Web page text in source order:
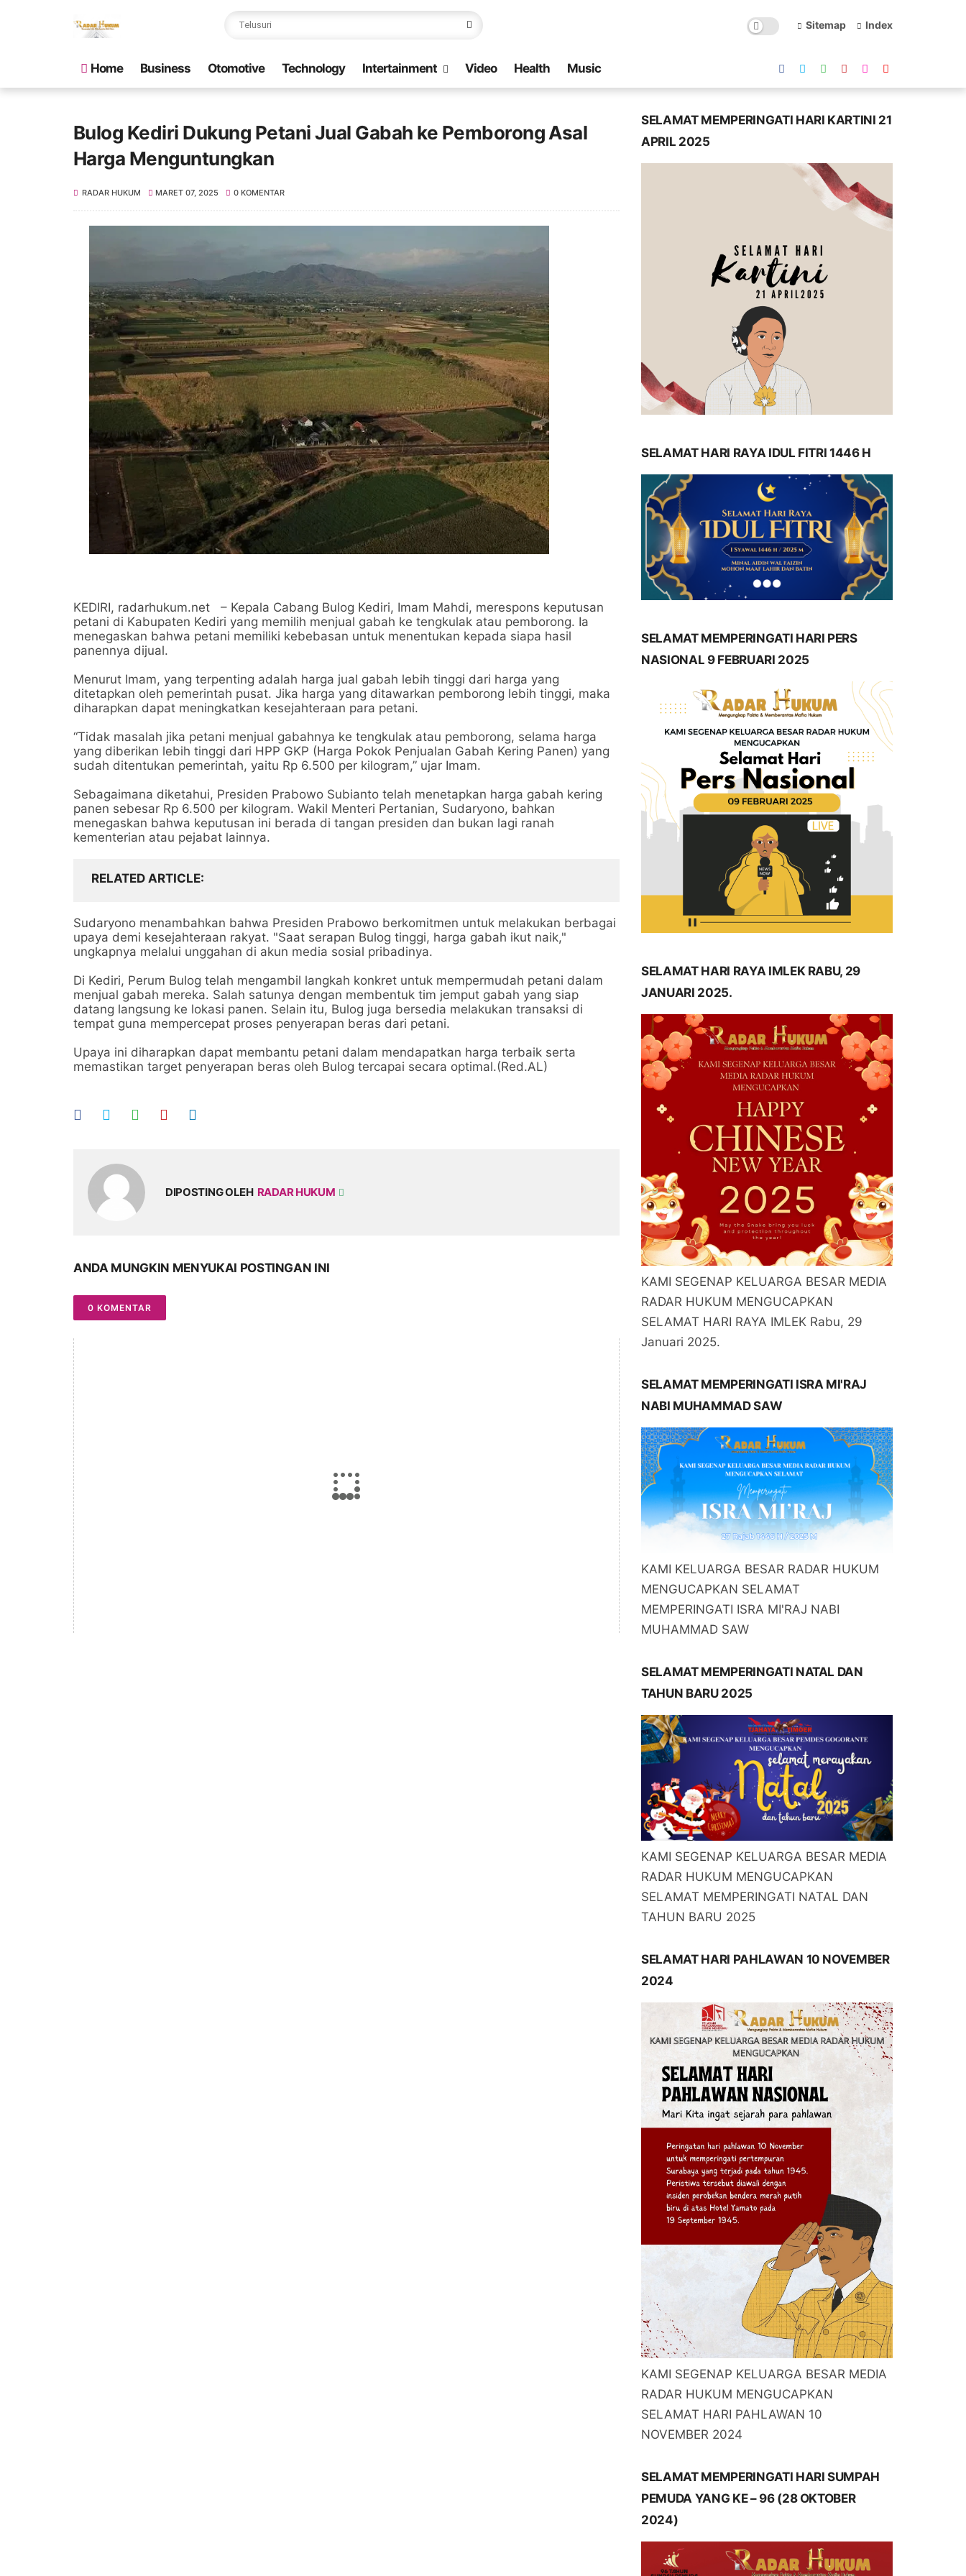
Sitemap Index
Home Business Otomotive Technology Intertainment Video Health Music
Bulog Kediri Dukung Petani Jual Gabah ke Pemborong Asal
Harga Menguntungkan
RADAR HUKUM MARET 07, 2025 0 KOMENTAR
KEDIRI, radarhukum.net – Kepala Cabang Bulog Kediri, Imam Mahdi, merespons keputusan
petani di Kabupaten Kediri yang memilih menjual gabah ke tengkulak atau pemborong. Ia
menegaskan bahwa petani memiliki kebebasan untuk menentukan kepada siapa hasil
panennya dijual.
Menurut Imam, yang terpenting adalah harga jual gabah lebih tinggi dari harga yang
ditetapkan oleh pemerintah pusat. Jika harga yang ditawarkan pemborong lebih tinggi, maka
diharapkan dapat meningkatkan kesejahteraan para petani.
“Tidak masalah jika petani menjual gabahnya ke tengkulak atau pemborong, selama harga
yang diberikan lebih tinggi dari HPP GKP (Harga Pokok Penjualan Gabah Kering Panen) yang
sudah ditentukan pemerintah, yaitu Rp 6.500 per kilogram,” ujar Imam.
Sebagaimana diketahui, Presiden Prabowo Subianto telah menetapkan harga gabah kering
panen sebesar Rp 6.500 per kilogram. Wakil Menteri Pertanian, Sudaryono, bahkan
menegaskan bahwa keputusan ini berada di tangan presiden dan bukan lagi ranah
kementerian atau pejabat lainnya.
RELATED ARTICLE
Sudaryono menambahkan bahwa Presiden Prabowo berkomitmen untuk melakukan berbagai
upaya demi kesejahteraan rakyat. "Saat serapan Bulog tinggi, harga gabah ikut naik,"
ungkapnya melalui unggahan di akun media sosial pribadinya.
Di Kediri, Perum Bulog telah mengambil langkah konkret untuk mempermudah petani dalam
menjual gabah mereka. Salah satunya dengan membentuk tim jemput gabah yang siap
datang langsung ke lokasi panen. Selain itu, Bulog juga bersedia melakukan transaksi di
tempat guna mempercepat proses penyerapan beras dari petani.
Upaya ini diharapkan dapat membantu petani dalam mendapatkan harga terbaik serta
memastikan target penyerapan beras oleh Bulog tercapai secara optimal.(Red.AL)
DIPOSTING OLEH RADAR HUKUM
ANDA MUNGKIN MENYUKAI POSTINGAN INI
0 KOMENTAR
SELAMAT MEMPERINGATI HARI KARTINI 21
APRIL 2025
SELAMAT HARI RAYA IDUL FITRI 1446 H
SELAMAT MEMPERINGATI HARI PERS
NASIONAL 9 FEBRUARI 2025
SELAMAT HARI RAYA IMLEK RABU, 29
JANUARI 2025.
KAMI SEGENAP KELUARGA BESAR MEDIA
RADAR HUKUM MENGUCAPKAN
SELAMAT HARI RAYA IMLEK Rabu, 29
Januari 2025.
SELAMAT MEMPERINGATI ISRA MI'RAJ
NABI MUHAMMAD SAW
KAMI KELUARGA BESAR RADAR HUKUM
MENGUCAPKAN SELAMAT
MEMPERINGATI ISRA MI'RAJ NABI
MUHAMMAD SAW
SELAMAT MEMPERINGATI NATAL DAN
TAHUN BARU 2025
KAMI SEGENAP KELUARGA BESAR MEDIA
RADAR HUKUM MENGUCAPKAN
SELAMAT MEMPERINGATI NATAL DAN
TAHUN BARU 2025
SELAMAT HARI PAHLAWAN 10 NOVEMBER
2024
KAMI SEGENAP KELUARGA BESAR MEDIA
RADAR HUKUM MENGUCAPKAN
SELAMAT HARI PAHLAWAN 10
NOVEMBER 2024
SELAMAT MEMPERINGATI HARI SUMPAH
PEMUDA YANG KE – 96 (28 OKTOBER
2024)